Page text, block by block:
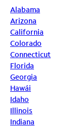
Alabama
Arizona
California
Colorado
Connecticut
Florida
Georgia
Hawái
Idaho
Illinois
Indiana